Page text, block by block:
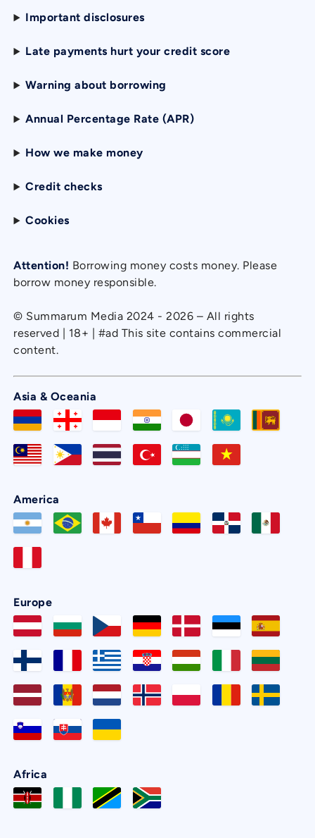
Important disclosures
Late payments hurt your credit score
Warning about borrowing
Annual Percentage Rate (APR)
How we make money
Credit checks
Cookies
Attention! Borrowing money costs money. Please
borrow money responsible.
© Summarum Media 2024 - 2026 – All rights
reserved | 18+ | #ad This site contains commercial
content.
Asia & Oceania
America
Europe
Africa